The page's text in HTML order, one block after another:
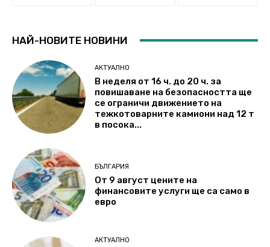
НАЙ-НОВИТЕ НОВИНИ
АКТУАЛНО
В неделя от 16 ч. до 20 ч. за
повишаване на безопасността ще
се ограничи движението на
тежкотоварните камиони над 12 т
в посока...
БЪЛГАРИЯ
От 9 август цените на
финансовите услуги ще са само в
евро
АКТУАЛНО